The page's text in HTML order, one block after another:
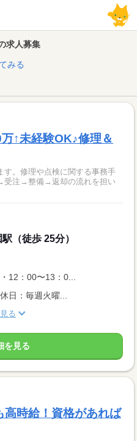
人募集
みる
↑未経験OK♪修理＆
す。修理や点検に関する事務手
受注→整備→返却の流れを担い
（徒歩 25分）
12：00〜13：0...
日：毎週火曜...
る
を見る
高時給！資格があれば